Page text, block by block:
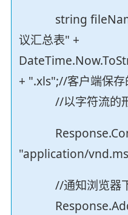
string fileName
议汇总表" +
+ ".xls";//客户端保存
//以字符流的形
"application/
//通知浏览器下